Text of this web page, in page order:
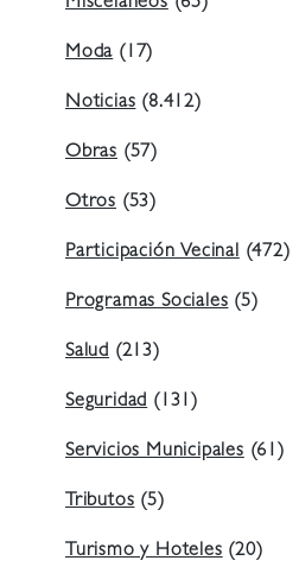
Misceláneos(65)
Moda(17)
Noticias(8.412)
Obras (57)
Otros (53)
Participación Vecinal(472)
Programas Sociales(5)
Salud (213)
Seguridad(131)
Servicios Municipales(61)
Tributos(5)
Turismo y Hoteles(20)